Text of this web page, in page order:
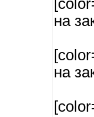
на
на